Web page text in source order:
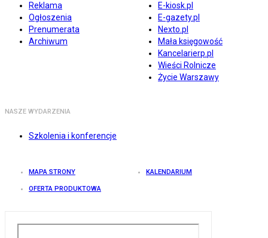
Reklama
Ogłoszenia
Prenumerata
Archiwum
E-kiosk.pl
E-gazety.pl
Nexto.pl
Mała księgowość
Kancelarierp.pl
Wieści Rolnicze
Życie Warszawy
NASZE WYDARZENIA
Szkolenia i konferencje
MAPA STRONY KALENDARIUM
OFERTA PRODUKTOWA